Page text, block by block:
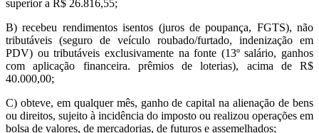
superior a R$ 26.816,55;
B) recebeu rendimentos isentos (juros de poupança, FGTS), não
tributáveis (seguro de veículo roubado/furtado, indenização em
PDV) ou tributáveis exclusivamente na fonte (13º salário, ganhos
com aplicação financeira. prêmios de loterias), acima de R$
40.000,00;
C) obteve, em qualquer mês, ganho de capital na alienação de bens
ou direitos, sujeito à incidência do imposto ou realizou operações em
bolsa de valores, de mercadorias, de futuros e assemelhados;